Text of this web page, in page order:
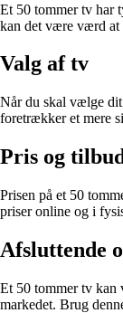
Et 50 tommer tv har
kan det være værd at
Valg af tv
Når du skal vælge dit
foretrækker et mere
Pris og
Prisen på et 50
priser online og i
Afsluttende
Et 50 tommer tv kan
markedet. Brug